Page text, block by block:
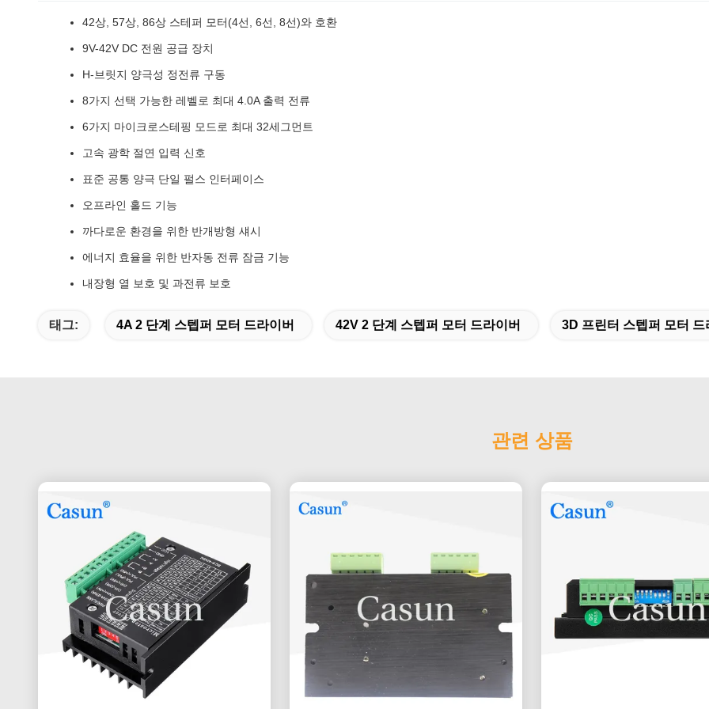
42상, 57상, 86상 스테퍼 모터(4선, 6선, 8선)와 호환
9V-42V DC 전원 공급 장치
H-브릿지 양극성 정전류 구동
8가지 선택 가능한 레벨로 최대 4.0A 출력 전류
6가지 마이크로스테핑 모드로 최대 32세그먼트
고속 광학 절연 입력 신호
표준 공통 양극 단일 펄스 인터페이스
오프라인 홀드 기능
까다로운 환경을 위한 반개방형 섀시
에너지 효율을 위한 반자동 전류 잠금 기능
내장형 열 보호 및 과전류 보호
태그: 4A 2 단계 스텝퍼 모터 드라이버 42V 2 단계 스텝퍼 모터 드라이버 3D 프린터 스텝퍼 모터 드
관련 상품